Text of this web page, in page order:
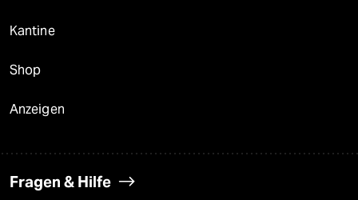
Kantine
Shop
Anzeigen
Fragen & Hilfe